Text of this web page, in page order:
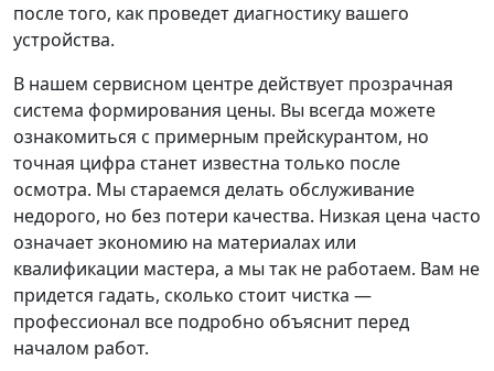
после того, как проведет диагностику вашего
устройства.
В нашем сервисном центре действует прозрачная
система формирования цены. Вы всегда можете
ознакомиться с примерным прейскурантом, но
точная цифра станет известна только после
осмотра. Мы стараемся делать обслуживание
недорого, но без потери качества. Низкая цена часто
означает экономию на материалах или
квалификации мастера, а мы так не работаем. Вам не
придется гадать, сколько стоит чистка —
профессионал все подробно объяснит перед
началом работ.